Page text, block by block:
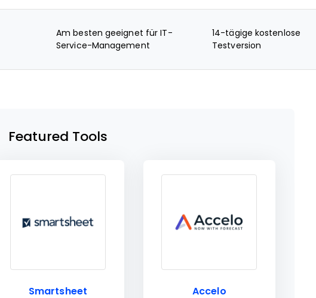
Am besten geeignet für IT-
Service-Management
14-tägige kostenlose
Testversion
Featured Tools
Smartsheet Accelo